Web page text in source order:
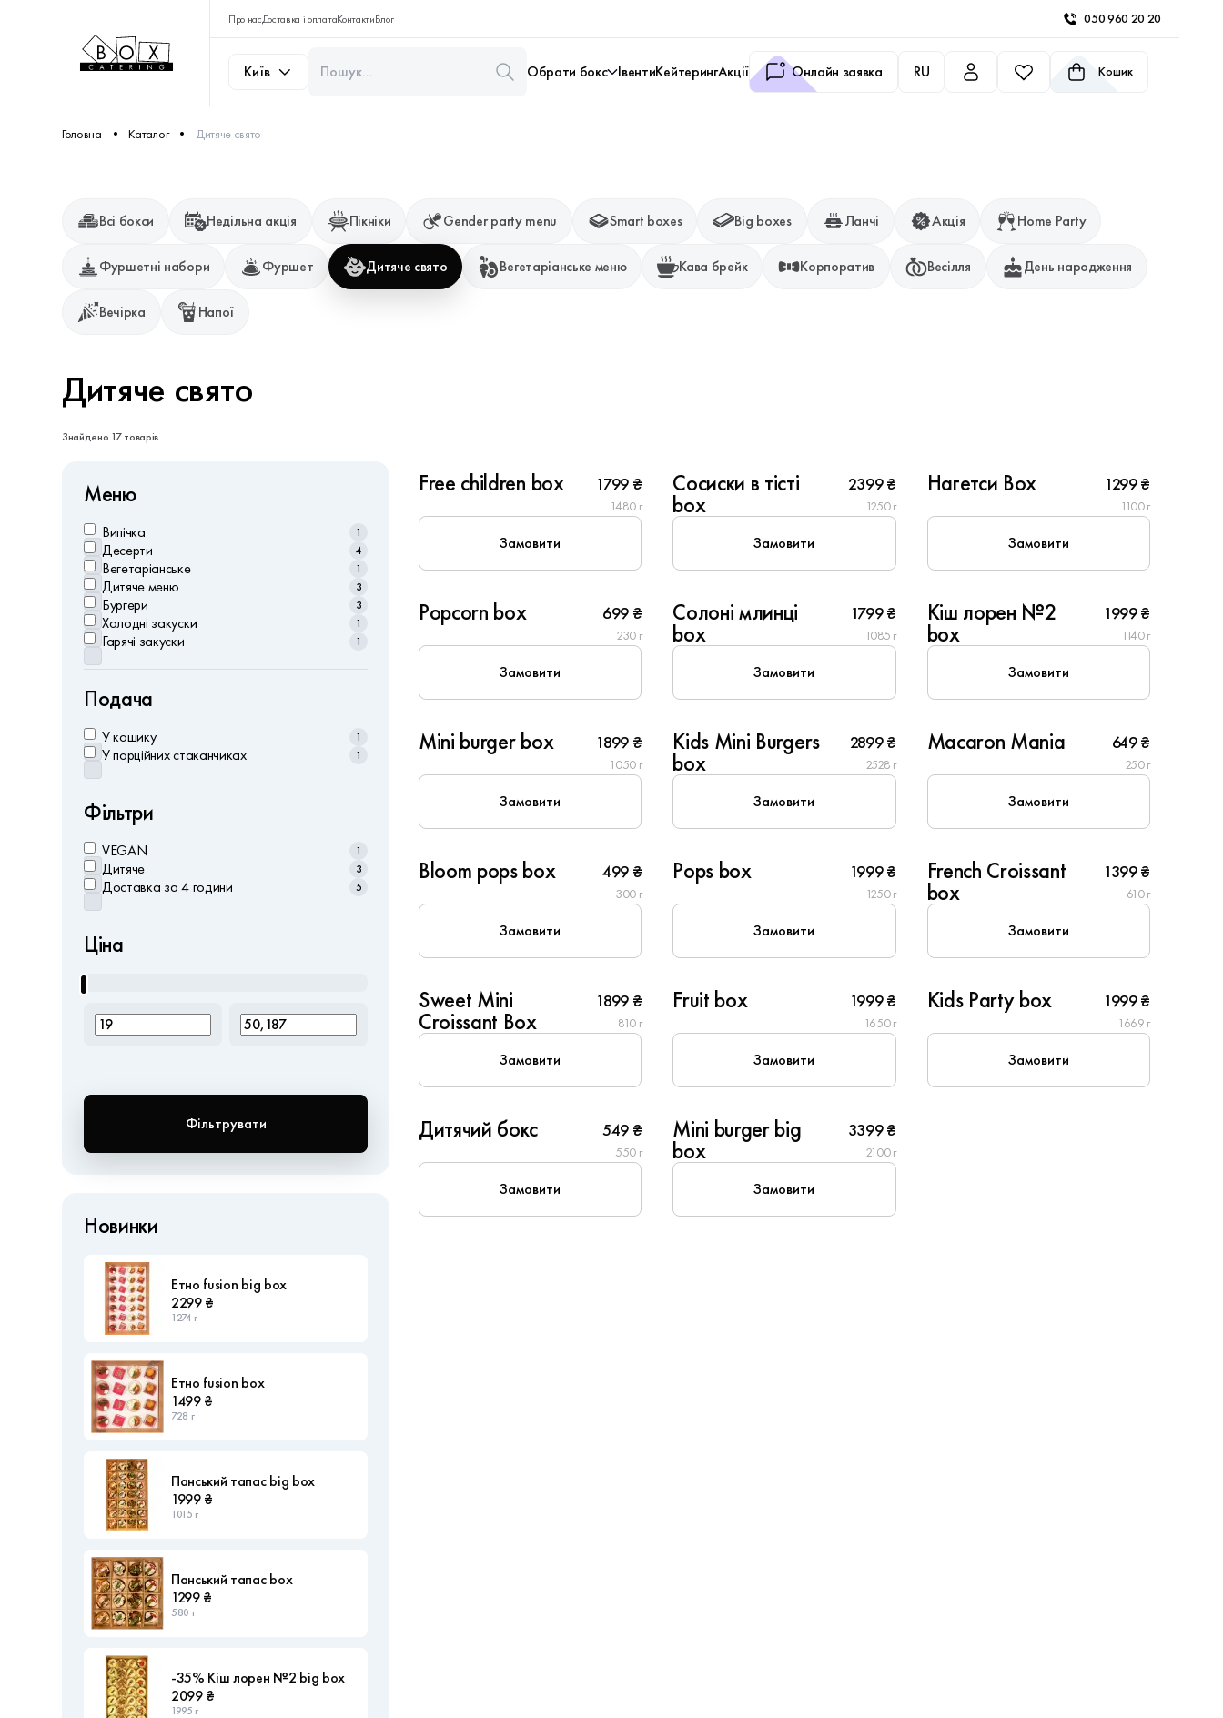
Про насДоставка і оплатаКонтактиБлог 050 960 20 20
Київ Обрати бокс ІвентиКейтерингАкції Онлайн заявка RU Кошик
Головна Каталог Дитяче свято
Всі бокси Недільна акція Пікніки Gender party menu Smart boxes Big boxes Ланчі Акція Home Party
Фуршетні набори Фуршет Дитяче свято Вегетаріанське меню Кава брейк Корпоратив Весілля День народження
Вечірка Напої
Дитяче свято
Знайдено 17 товарів
Меню
Випічка 1
Десерти 4
Вегетаріанське 1
Дитяче меню 3
Бургери 3
Холодні закуски 1
Гарячі закуски 1
Подача
У кошику 1
У порційних стаканчиках 1
Фільтри
VEGAN 1
Дитяче 3
Доставка за 4 години 5
Ціна
Фільтрувати
Free children box 1799 ₴
1480 г
Замовити
Сосиски в тісті
box
2399 ₴
1250 г
Замовити
Нагетси Box 1299 ₴
1100 г
Замовити
6
Popcorn box 699 ₴
230 г
Замовити
6
Солоні млинці
box
1799 ₴
1085 г
Замовити
Популярне
6
Кіш лорен №2
box
1999 ₴
1140 г
Замовити
Популярне
4
Mini burger box 1899 ₴
1050 г
Замовити
6
Kids Mini Burgers
box
2899 ₴
2528 г
Замовити
Macaron Mania 649 ₴
250 г
Замовити
New
1
Bloom pops box 499 ₴
300 г
Замовити
6
Pops box 1999 ₴
1250 г
Замовити
10
French Croissant
box
1399 ₴
610 г
Замовити
New
8
Sweet Mini
Croissant Box
1899 ₴
810 г
Замовити
6
Fruit box 1999 ₴
1650 г
Замовити
4
Kids Party box 1999 ₴
1669 г
Замовити
1
Дитячий бокс 549 ₴
550 г
Замовити
8
Mini burger big
box
3399 ₴
2100 г
Замовити
Новинки
Етно fusion big box
2299 ₴
1274 г
Етно fusion box
1499 ₴
728 г
Панський тапас big box
1999 ₴
1015 г
Панський тапас box
1299 ₴
580 г
-35% Кіш лорен №2 big box
2099 ₴
1995 г